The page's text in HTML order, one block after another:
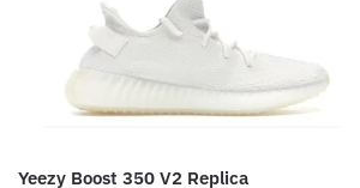
Yeezy Boost 350 V2 Replica